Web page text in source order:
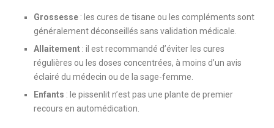
Grossesse : les cures de tisane ou les compléments sont
généralement déconseillés sans validation médicale.
Allaitement : il est recommandé d’éviter les cures
régulières ou les doses concentrées, à moins d’un avis
éclairé du médecin ou de la sage-femme.
Enfants : le pissenlit n’est pas une plante de premier
recours en automédication.